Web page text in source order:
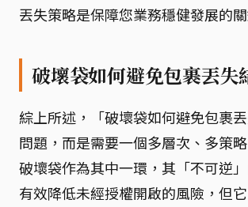
丟失策略是保障您業務穩健發展的關
破壞袋如何避免包裹丟失
綜上所述，「破壞袋如何避免包裹
問題，而是需要一個多層次、多策
破壞袋作為其中一環，其「不可逆
有效降低未經授權開啟的風險，但